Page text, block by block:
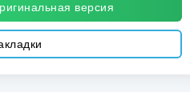
версия